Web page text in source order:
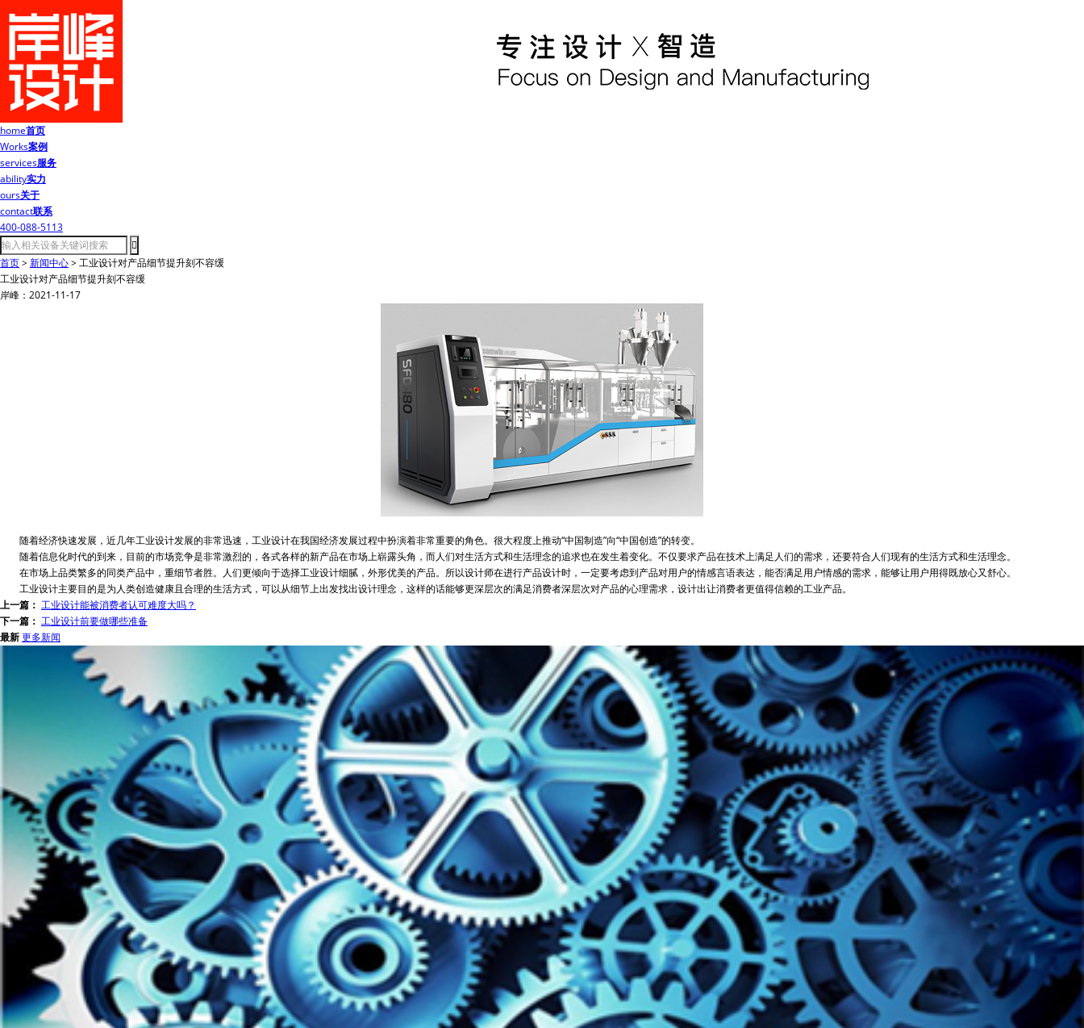
home首页
Works案例
services服务
ability实力
ours关于
contact联系
400-088-5113
首页> 新闻中心> 工业设计对产品细节提升刻不容缓
工业设计对产品细节提升刻不容缓
岸峰：2021-11-17
随着经济快速发展，近几年工业设计发展的非常迅速，工业设计在我国经济发展过程中扮演着非常重要的角色。很大程度上推动“中国制造”向“中国创造”的转变。
随着信息化时代的到来，目前的市场竞争是非常激烈的，各式各样的新产品在市场上崭露头角，而人们对生活方式和生活理念的追求也在发生着变化。不仅要求产品在技术上满足人们的需求，还要符合人们现有的生活方式和生活理念。
在市场上品类繁多的同类产品中，重细节者胜。人们更倾向于选择工业设计细腻，外形优美的产品。所以设计师在进行产品设计时，一定要考虑到产品对用户的情感言语表达，能否满足用户情感的需求，能够让用户用得既放心又舒心。
工业设计主要目的是为人类创造健康且合理的生活方式，可以从细节上出发找出设计理念，这样的话能够更深层次的满足消费者深层次对产品的心理需求，设计出让消费者更值得信赖的工业产品。
上一篇： 工业设计能被消费者认可难度大吗？
下一篇： 工业设计前要做哪些准备
最新更多新闻